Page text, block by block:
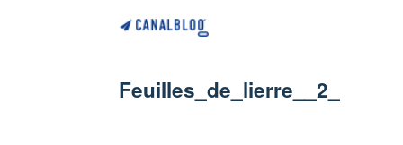
Feuilles_de_lierre__2_